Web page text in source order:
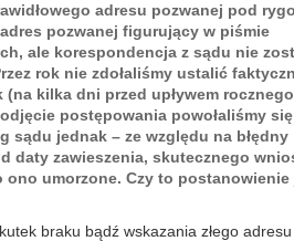
adresu pozwanej pod
pozwanej figurujący w piśmie
ale korespondencja z sądu nie
rok nie zdołaliśmy ustalić
kilka dni przed upływem rocznego
postępowania powołaliśmy
sądu jednak – ze względu na błędny
daty zawieszenia, skutecznego
umorzone. Czy to postanowienie
braku bądź wskazania złego adresu